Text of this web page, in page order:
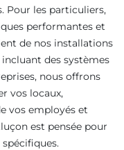
Pour les particuliers,
performantes et
de nos installations
des systèmes
nous offrons
vos locaux,
vos employés et
est pensée pour